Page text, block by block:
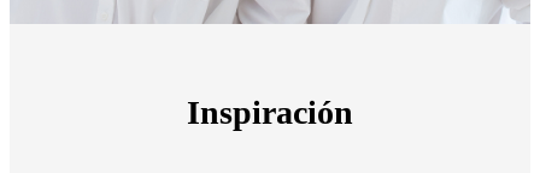
Inspiración